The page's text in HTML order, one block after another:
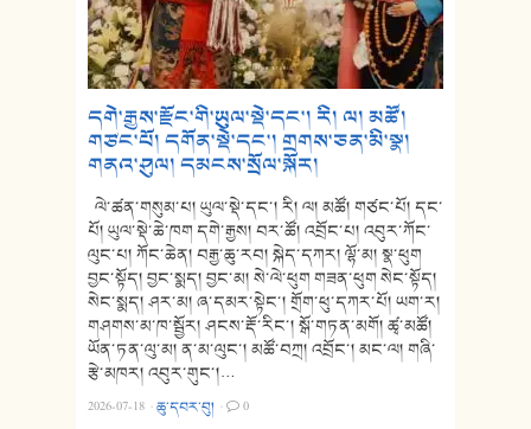
དགེ་རྒྱས་རྫོང་གི་ཡུལ་སྡེ་དང་། རི། ལ། མཚོ།
གཙང་པོ། དགོན་སྡེ་དང་། གྲགས་ཅན་མི་སྣ།
གནའ་ཤུལ། དམངས་སྲོལ་སྐོར།
ལེ་ཚན་གསུམ་པ། ཡུལ་སྡེ་དང་། རི། ལ། མཚོ། གཙང་པོ། དང་
པོ། ཡུལ་སྡེ་ཆེ་ཁག དགེ་རྒྱས། བར་ཚོ། འབྲོང་པ། འབུར་ཀོང་
ལུང་པ། ཀོང་ཆེན། བརྒྱ་ཆུ་རབ། སྐེད་དཀར། ལྷོ་མ། སྣ་ཕུག
བྱང་སྟོད། བྱང་སྨད། བྱང་མ། སེ་ལེ་ཕུག གཟན་ཕུག སེང་སྟོད།
སེང་སྨད། ཤར་མ། ཞ་དམར་སྟེང་། གྲོག་ཕུ་དཀར་པོ། ཡག་ར།
གཤགས་མ་ཁ་སྦྱོར། ཤངས་རྡོ་རིང་། སྒོ་གཏན་མགོ། ཚྭ་མཚོ།
ཡོན་ཏན་ལུ་མ། ན་མ་ལུང་། མཚོ་བཀྲ། འབྲོང་། མང་ལ། གཞི་
རྩེ་མཁར། འབུར་གུང་།…
2026-07-18 ·ཆུ་དབར་བུ། · 0